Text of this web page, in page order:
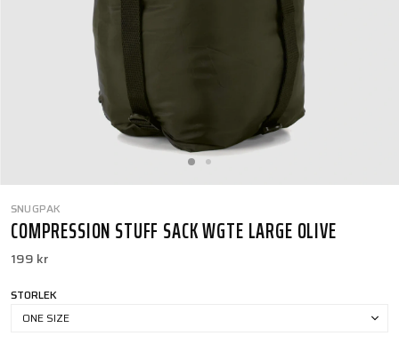
SNUGPAK
COMPRESSION STUFF SACK WGTE LARGE OLIVE
199 kr
STORLEK
ONE SIZE